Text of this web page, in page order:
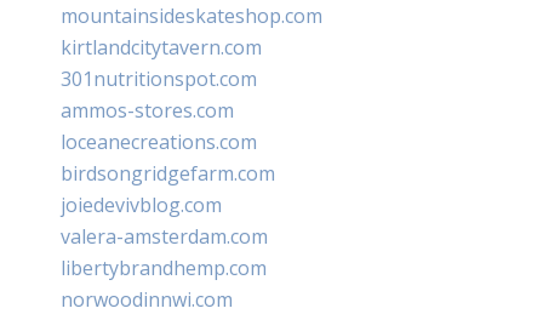
mountainsideskateshop.com
kirtlandcitytavern.com
301nutritionspot.com
ammos-stores.com
loceanecreations.com
birdsongridgefarm.com
joiedevivblog.com
valera-amsterdam.com
libertybrandhemp.com
norwoodinnwi.com